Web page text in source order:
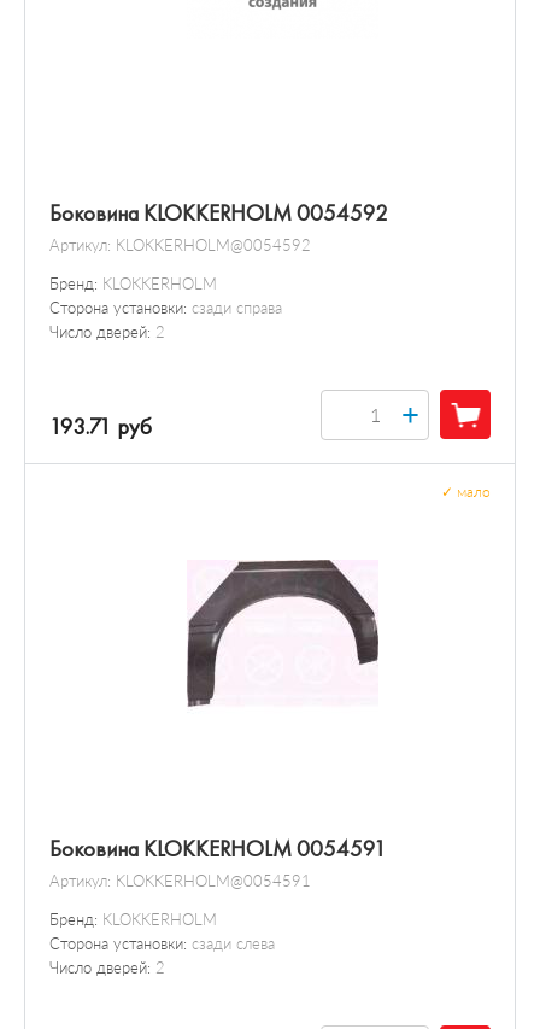
Боковина KLOKKERHOLM 0054592
Артикул: KLOKKERHOLM@0054592
Бренд: KLOKKERHOLM
Сторона установки: сзади справа
Число дверей: 2
193.71 руб +
Боковина KLOKKERHOLM 0054591
Артикул: KLOKKERHOLM@0054591
Бренд: KLOKKERHOLM
Сторона установки: сзади слева
Число дверей: 2
мало